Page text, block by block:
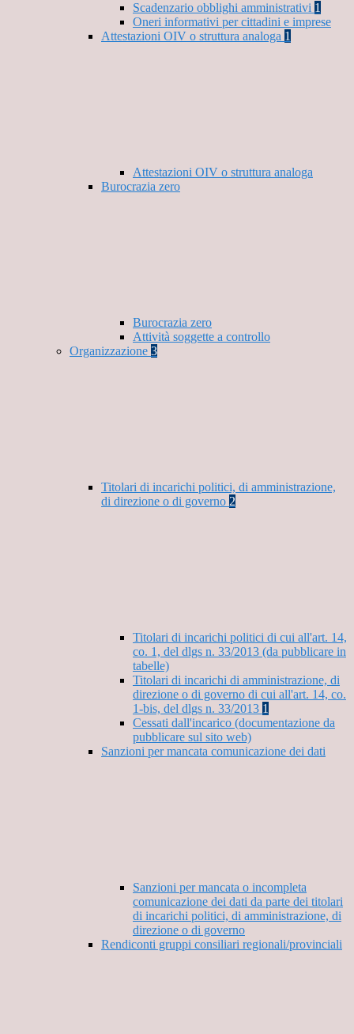
Scadenzario obblighi amministrativi 1
Oneri informativi per cittadini e imprese
Attestazioni OIV o struttura analoga 1
Attestazioni OIV o struttura analoga
Burocrazia zero
Burocrazia zero
Attività soggette a controllo
Organizzazione 3
Titolari di incarichi politici, di amministrazione,
di direzione o di governo 2
Titolari di incarichi politici di cui all'art. 14,
co. 1, del dlgs n. 33/2013 (da pubblicare in
tabelle)
Titolari di incarichi di amministrazione, di
direzione o di governo di cui all'art. 14, co.
1-bis, del dlgs n. 33/2013 1
Cessati dall'incarico (documentazione da
pubblicare sul sito web)
Sanzioni per mancata comunicazione dei dati
Sanzioni per mancata o incompleta
comunicazione dei dati da parte dei titolari
di incarichi politici, di amministrazione, di
direzione o di governo
Rendiconti gruppi consiliari regionali/provinciali